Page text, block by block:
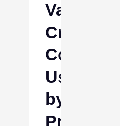
Valorant
Codes
Used
by
Pros